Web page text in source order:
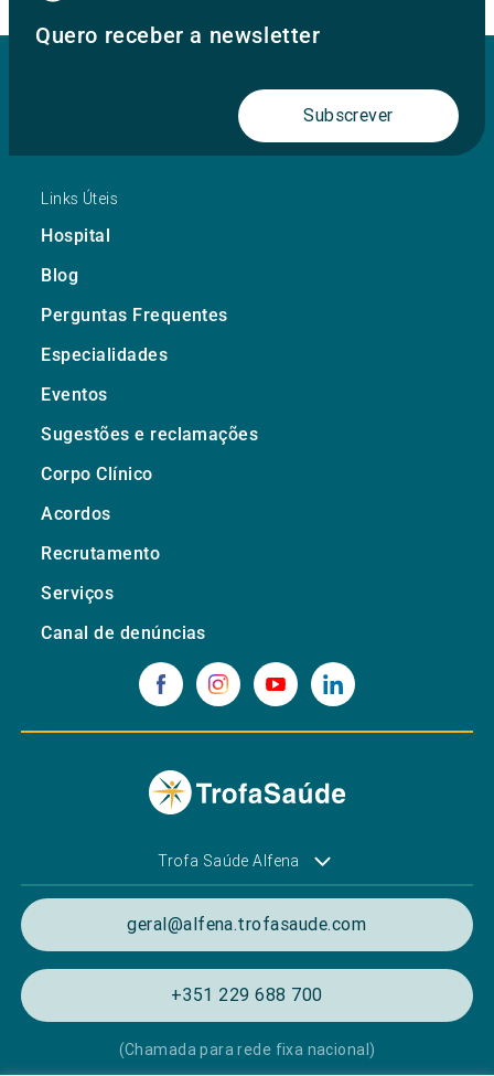
Quero receber a newsletter
Subscrever
Links Úteis
Hospital
Blog
Perguntas Frequentes
Especialidades
Eventos
Sugestões e reclamações
Corpo Clínico
Acordos
Recrutamento
Serviços
Canal de denúncias
Trofa Saúde Alfena
geral@alfena.trofasaude.com
+351 229 688 700
(Chamada para rede fixa nacional)